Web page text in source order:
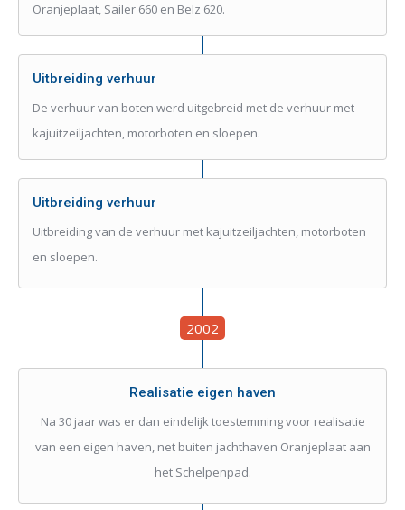
Oranjeplaat, Sailer 660 en Belz 620.
Uitbreiding verhuur
De verhuur van boten werd uitgebreid met de verhuur met
kajuitzeiljachten, motorboten en sloepen.
Uitbreiding verhuur
Uitbreiding van de verhuur met kajuitzeiljachten, motorboten
en sloepen.
2002
Realisatie eigen haven
Na 30 jaar was er dan eindelijk toestemming voor realisatie
van een eigen haven, net buiten jachthaven Oranjeplaat aan
het Schelpenpad.